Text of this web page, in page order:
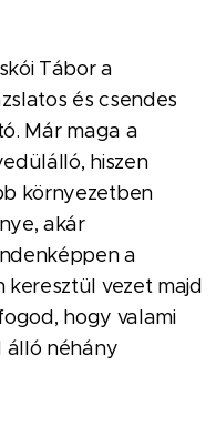
Tábor a
és csendes
Már maga a
hiszen
környezetben
akár
a
vezet majd
hogy valami
álló néhány